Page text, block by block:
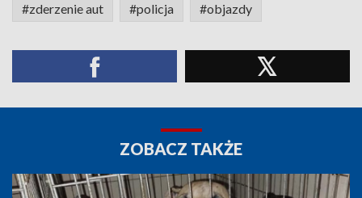
#zderzenie aut #policja #objazdy
ZOBACZ TAKŻE